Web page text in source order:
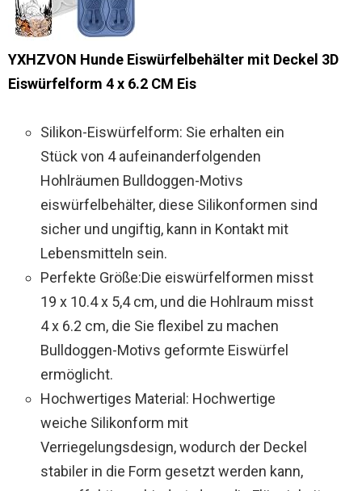
YXHZVON Hunde Eiswürfelbehälter mit Deckel 3D
Eiswürfelform 4 x 6.2 CM Eis
Silikon-Eiswürfelform: Sie erhalten ein
Stück von 4 aufeinanderfolgenden
Hohlräumen Bulldoggen-Motivs
eiswürfelbehälter, diese Silikonformen sind
sicher und ungiftig, kann in Kontakt mit
Lebensmitteln sein.
Perfekte Größe:Die eiswürfelformen misst
19 x 10.4 x 5,4 cm, und die Hohlraum misst
4 x 6.2 cm, die Sie flexibel zu machen
Bulldoggen-Motivs geformte Eiswürfel
ermöglicht.
Hochwertiges Material: Hochwertige
weiche Silikonform mit
Verriegelungsdesign, wodurch der Deckel
stabiler in die Form gesetzt werden kann,